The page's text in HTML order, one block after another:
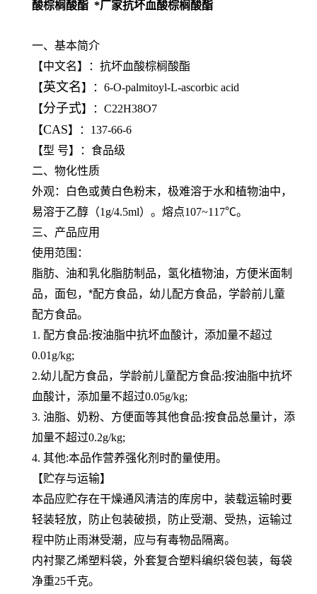
酸棕榈酸酯 *厂家抗坏血酸棕榈酸酯
一、基本简介
【中文名】：抗坏血酸棕榈酸酯
【英文名】：6-O-palmitoyl-L-ascorbic acid
【分子式】：C22H38O7
【CAS】：137-66-6
【型 号】：食品级
二、物化性质
外观：白色或黄白色粉末，极难溶于水和植物油中，
易溶于乙醇（1g/4.5ml）。熔点107~117℃。
三、产品应用
使用范围：
脂肪、油和乳化脂肪制品，氢化植物油，方便米面制
品，面包，*配方食品，幼儿配方食品，学龄前儿童
配方食品。
1. 配方食品:按油脂中抗坏血酸计，添加量不超过
0.01g/kg;
2.幼儿配方食品，学龄前儿童配方食品:按油脂中抗坏
血酸计，添加量不超过0.05g/kg;
3. 油脂、奶粉、方便面等其他食品:按食品总量计，添
加量不超过0.2g/kg;
4. 其他:本品作营养强化剂时酌量使用。
【贮存与运输】
本品应贮存在干燥通风清洁的库房中，装载运输时要
轻装轻放，防止包装破损，防止受潮、受热，运输过
程中防止雨淋受潮，应与有毒物品隔离。
内衬聚乙烯塑料袋，外套复合塑料编织袋包装，每袋
净重25千克。